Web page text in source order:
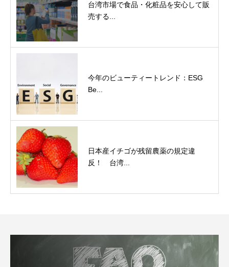
台湾市場で食品・化粧品を安心して販
売する...
今年のビューティートレンド：ESG
Be...
日本産イチゴが残留農薬の規定違
反！ 台湾...